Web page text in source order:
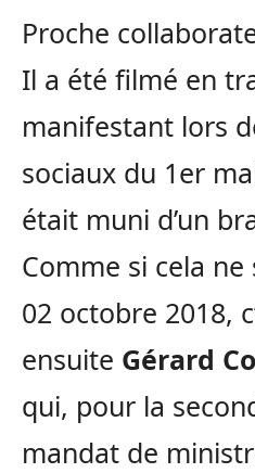
Proche
Il a été filmé en
manifestant lors
sociaux du 1er
était muni d’un
Comme si cela
02 octobre 2018,
ensuite Gérard
qui, pour la
mandat de